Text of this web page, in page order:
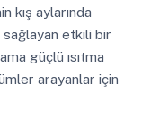
kış aylarında
sağlayan etkili bir
güçlü ısıtma
arayanlar için